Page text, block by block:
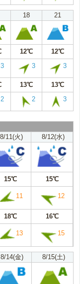
18 21
12℃ 12℃
3 3 3
13℃ 13℃
2 2 3
8/11(火) 8/12(水)
15℃ 15℃
11 12
18℃ 16℃
13 15
8/14(金) 8/15(土)